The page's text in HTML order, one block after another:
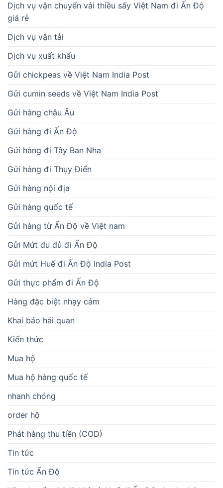
Dịch vụ vận chuyển vải thiều sấy Việt Nam đi Ấn Độ
giá rẻ
Dịch vụ vận tải
Dịch vụ xuất khẩu
Gửi chickpeas về Việt Nam India Post
Gửi cumin seeds về Việt Nam India Post
Gửi hàng châu Âu
Gửi hàng đi Ấn Độ
Gửi hàng đi Tây Ban Nha
Gửi hàng đi Thụy Điển
Gửi hàng nội địa
Gửi hàng quốc tế
Gửi hàng từ Ấn Độ về Việt nam
Gửi Mứt đu đủ đi Ấn Độ
Gửi mứt Huế đi Ấn Độ India Post
Gửi thực phẩm đi Ấn Độ
Hàng đặc biệt nhạy cảm
Khai báo hải quan
Kiến thức
Mua hộ
Mua hộ hàng quốc tế
nhanh chóng
order hộ
Phát hàng thu tiền (COD)
Tin tức
Tin tức Ấn Độ